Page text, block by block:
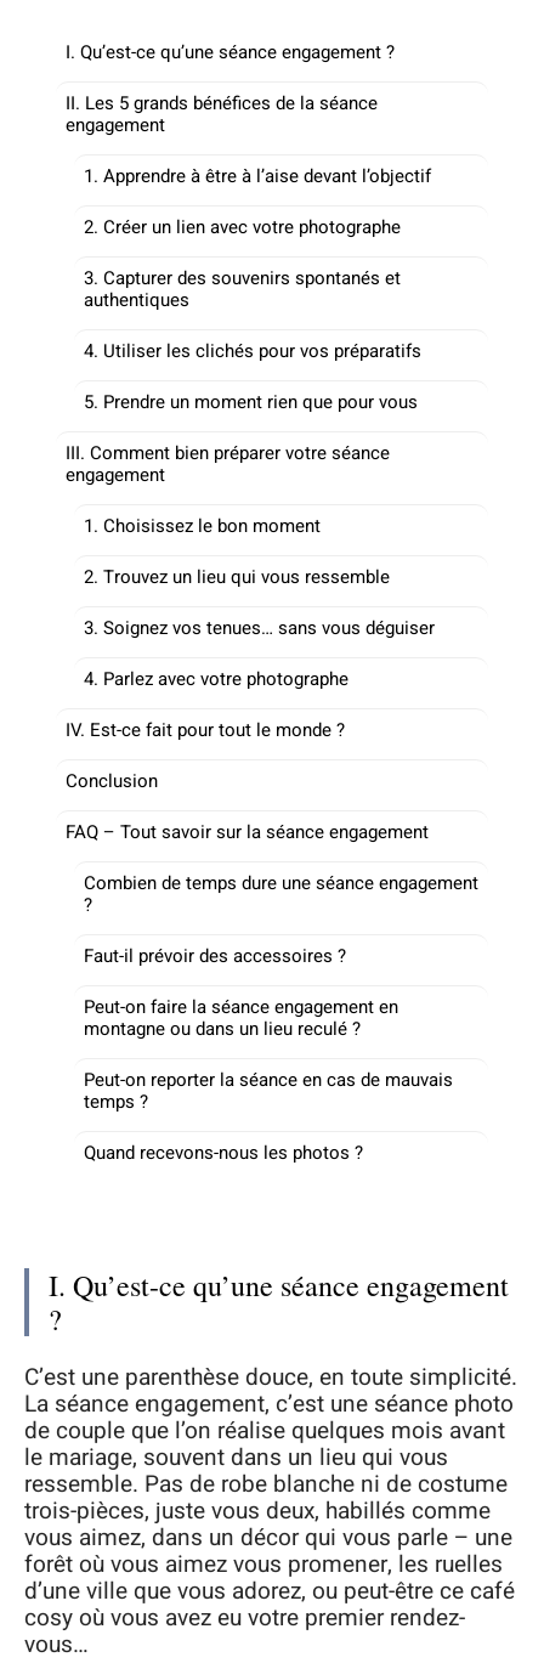
I. Qu’est-ce qu’une séance engagement ?
II. Les 5 grands bénéfices de la séance
engagement
1. Apprendre à être à l’aise devant l’objectif
2. Créer un lien avec votre photographe
3. Capturer des souvenirs spontanés et
authentiques
4. Utiliser les clichés pour vos préparatifs
5. Prendre un moment rien que pour vous
III. Comment bien préparer votre séance
engagement
1. Choisissez le bon moment
2. Trouvez un lieu qui vous ressemble
3. Soignez vos tenues… sans vous déguiser
4. Parlez avec votre photographe
IV. Est-ce fait pour tout le monde ?
Conclusion
FAQ – Tout savoir sur la séance engagement
Combien de temps dure une séance engagement
?
Faut-il prévoir des accessoires ?
Peut-on faire la séance engagement en
montagne ou dans un lieu reculé ?
Peut-on reporter la séance en cas de mauvais
temps ?
Quand recevons-nous les photos ?
I. Qu’est-ce qu’une séance engagement
?
C’est une parenthèse douce, en toute simplicité.
La séance engagement, c’est une séance photo
de couple que l’on réalise quelques mois avant
le mariage, souvent dans un lieu qui vous
ressemble. Pas de robe blanche ni de costume
trois-pièces, juste vous deux, habillés comme
vous aimez, dans un décor qui vous parle – une
forêt où vous aimez vous promener, les ruelles
d’une ville que vous adorez, ou peut-être ce café
cosy où vous avez eu votre premier rendez-
vous…